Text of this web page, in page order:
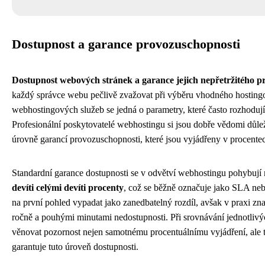
Dostupnost a garance provozuschopnosti
Dostupnost webových stránek a garance jejich nepřetržitého
každý správce webu pečlivě zvažovat při výběru vhodného
webhostingových služeb se jedná o parametry, které často
Profesionální poskytovatelé webhostingu si jsou dobře vědomi
úrovně garancí provozuschopnosti, které jsou vyjádřeny v
Standardní garance dostupnosti se v odvětví webhostingu
devíti celými devíti procenty, což se běžně označuje jako SLA
na první pohled vypadat jako zanedbatelný rozdíl, avšak v praxi
ročně a pouhými minutami nedostupnosti. Při srovnávání
věnovat pozornost nejen samotnému procentuálnímu vyjádření,
garantuje tuto úroveň dostupnosti.